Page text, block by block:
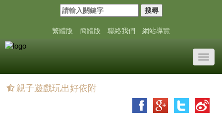
搜尋
繁體版 簡體版 聯絡我們 網站導覽
親子遊戲玩出好依附